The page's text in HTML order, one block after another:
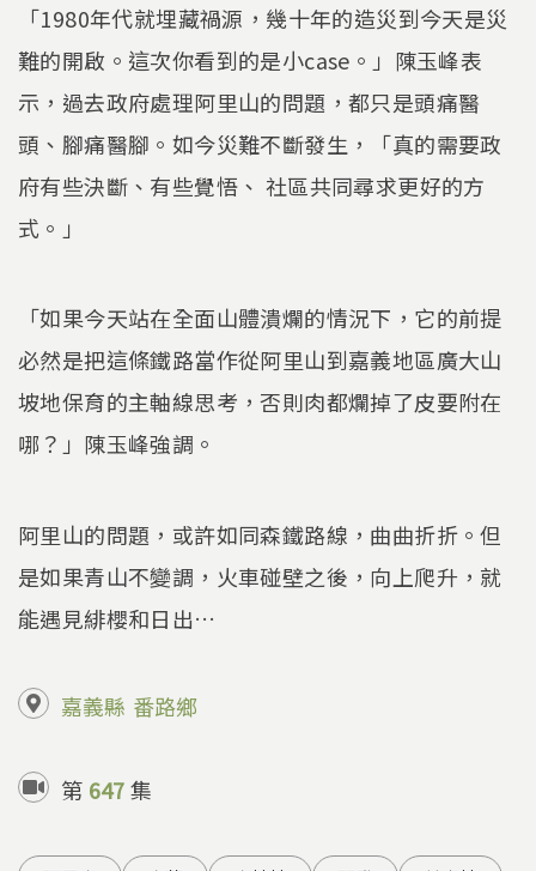
「1980年代就埋藏禍源，幾十年的造災到今天是災
難的開啟。這次你看到的是小case。」陳玉峰表
示，過去政府處理阿里山的問題，都只是頭痛醫
頭、腳痛醫腳。如今災難不斷發生，「真的需要政
府有些決斷、有些覺悟、 社區共同尋求更好的方
式。」
「如果今天站在全面山體潰爛的情況下，它的前提
必然是把這條鐵路當作從阿里山到嘉義地區廣大山
坡地保育的主軸線思考，否則肉都爛掉了皮要附在
哪？」陳玉峰強調。
阿里山的問題，或許如同森鐵路線，曲曲折折。但
是如果青山不變調，火車碰壁之後，向上爬升，就
能遇見緋櫻和日出…
嘉義縣 番路鄉
第 647集